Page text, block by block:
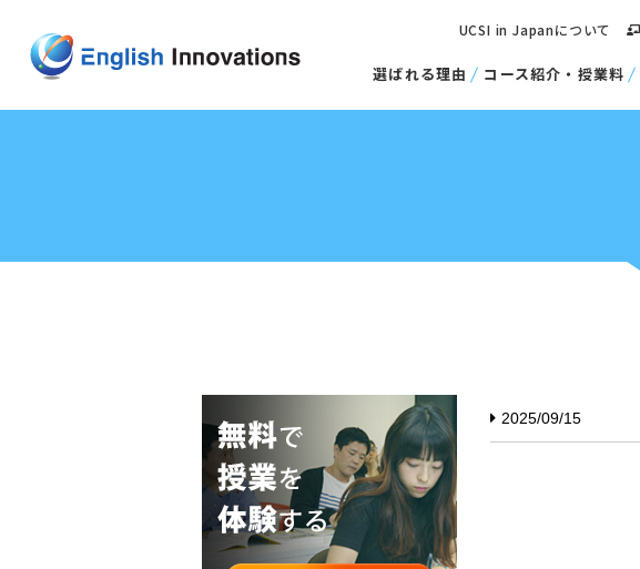
選ばれる理由 コース紹介・授業料
UCSI in Japanについて
2025/09/15